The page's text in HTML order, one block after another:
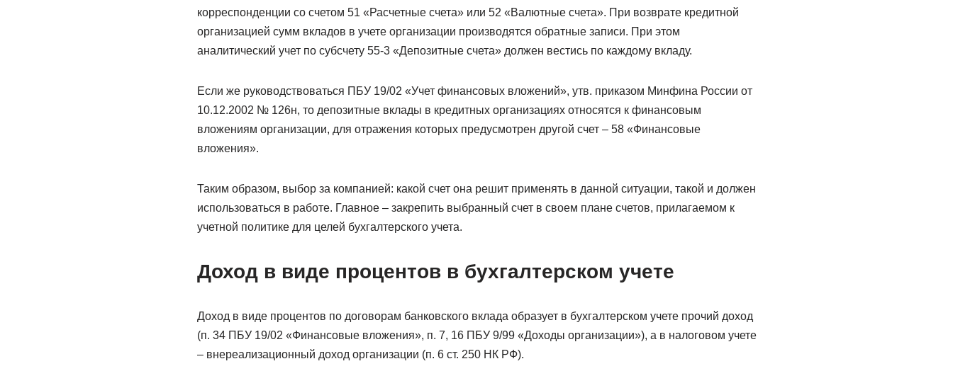
корреспонденции со счетом 51 «Расчетные счета» или 52 «Валютные счета». При возврате кредитной
организацией сумм вкладов в учете организации производятся обратные записи. При этом
аналитический учет по субсчету 55-3 «Депозитные счета» должен вестись по каждому вкладу.
Если же руководствоваться ПБУ 19/02 «Учет финансовых вложений», утв. приказом Минфина России от
10.12.2002 № 126н, то депозитные вклады в кредитных организациях относятся к финансовым
вложениям организации, для отражения которых предусмотрен другой счет – 58 «Финансовые
вложения».
Таким образом, выбор за компанией: какой счет она решит применять в данной ситуации, такой и должен
использоваться в работе. Главное – закрепить выбранный счет в своем плане счетов, прилагаемом к
учетной политике для целей бухгалтерского учета.
Доход в виде процентов в бухгалтерском учете
Доход в виде процентов по договорам банковского вклада образует в бухгалтерском учете прочий доход
(п. 34 ПБУ 19/02 «Финансовые вложения», п. 7, 16 ПБУ 9/99 «Доходы организации»), а в налоговом учете
– внереализационный доход организации (п. 6 ст. 250 НК РФ).